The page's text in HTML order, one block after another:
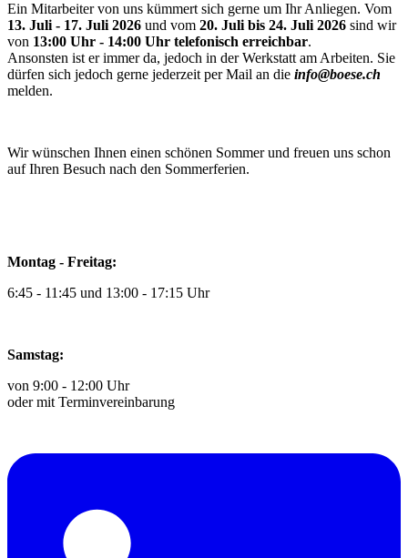
Ein Mitarbeiter von uns kümmert sich gerne um Ihr Anliegen. Vom
13. Juli - 17. Juli 2026 und vom 20. Juli bis 24. Juli 2026 sind wir
von 13:00 Uhr - 14:00 Uhr telefonisch erreichbar.
Ansonsten ist er immer da, jedoch in der Werkstatt am Arbeiten. Sie
dürfen sich jedoch gerne jederzeit per Mail an die info@boese.ch
melden.
Wir wünschen Ihnen einen schönen Sommer und freuen uns schon
auf Ihren Besuch nach den Sommerferien.
Montag - Freitag:
6:45 - 11:45 und 13:00 - 17:15 Uhr
Samstag:
von 9:00 - 12:00 Uhr
oder mit Terminvereinbarung